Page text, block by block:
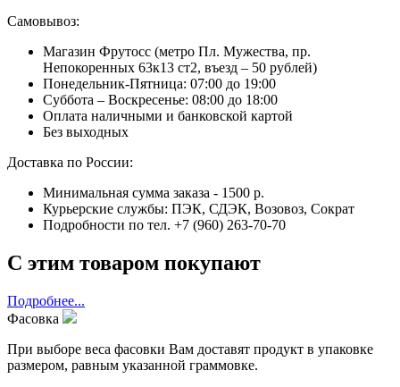
Самовывоз:
Магазин Фрутосс (метро Пл. Мужества, пр.
Непокоренных 63к13 ст2, въезд – 50 рублей)
Понедельник-Пятница: 07:00 до 19:00
Суббота – Воскресенье: 08:00 до 18:00
Оплата наличными и банковской картой
Без выходных
Доставка по России:
Минимальная сумма заказа - 1500 р.
Курьерские службы: ПЭК, СДЭК, Возовоз, Сократ
Подробности по тел. +7 (960) 263-70-70
С этим товаром покупают
Подробнее...
Фасовка
При выборе веса фасовки Вам доставят продукт в упаковке
размером, равным указанной граммовке.